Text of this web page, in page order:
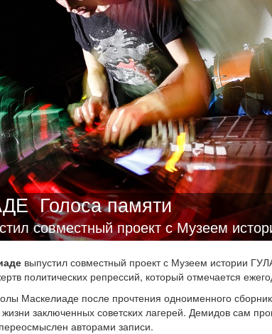
Голоса памяти
совместный проект с Музеем
выпустил совместный проект с Музеем истории
политических репрессий, который отмечается
Маскелиаде после прочтения одноименного
заключенных советских лагерей. Демидов сам
авторами записи.